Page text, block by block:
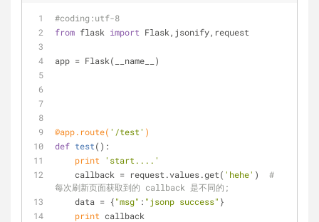
#coding:utf-8
from flask import Flask,jsonify,request
app = Flask(__name__)
@app.route( '/test' )
def test():
print
'start....'
    callback = request.values.get(
'hehe' ) #
每次刷新页面获取到的 callback 是不同的;
    data = {
"msg" : "jsonp success" }
print callback